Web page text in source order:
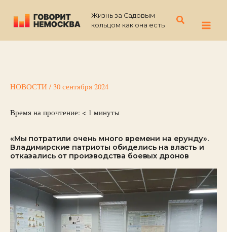
содержимому
Жизнь за Садовым
кольцом как она есть
Поиск
НОВОСТИ / 30 сентября 2024
Время на прочтение: < 1 минуты
«Мы потратили очень много времени на ерунду».
Владимирские патриоты обиделись на власть и
отказались от производства боевых дронов